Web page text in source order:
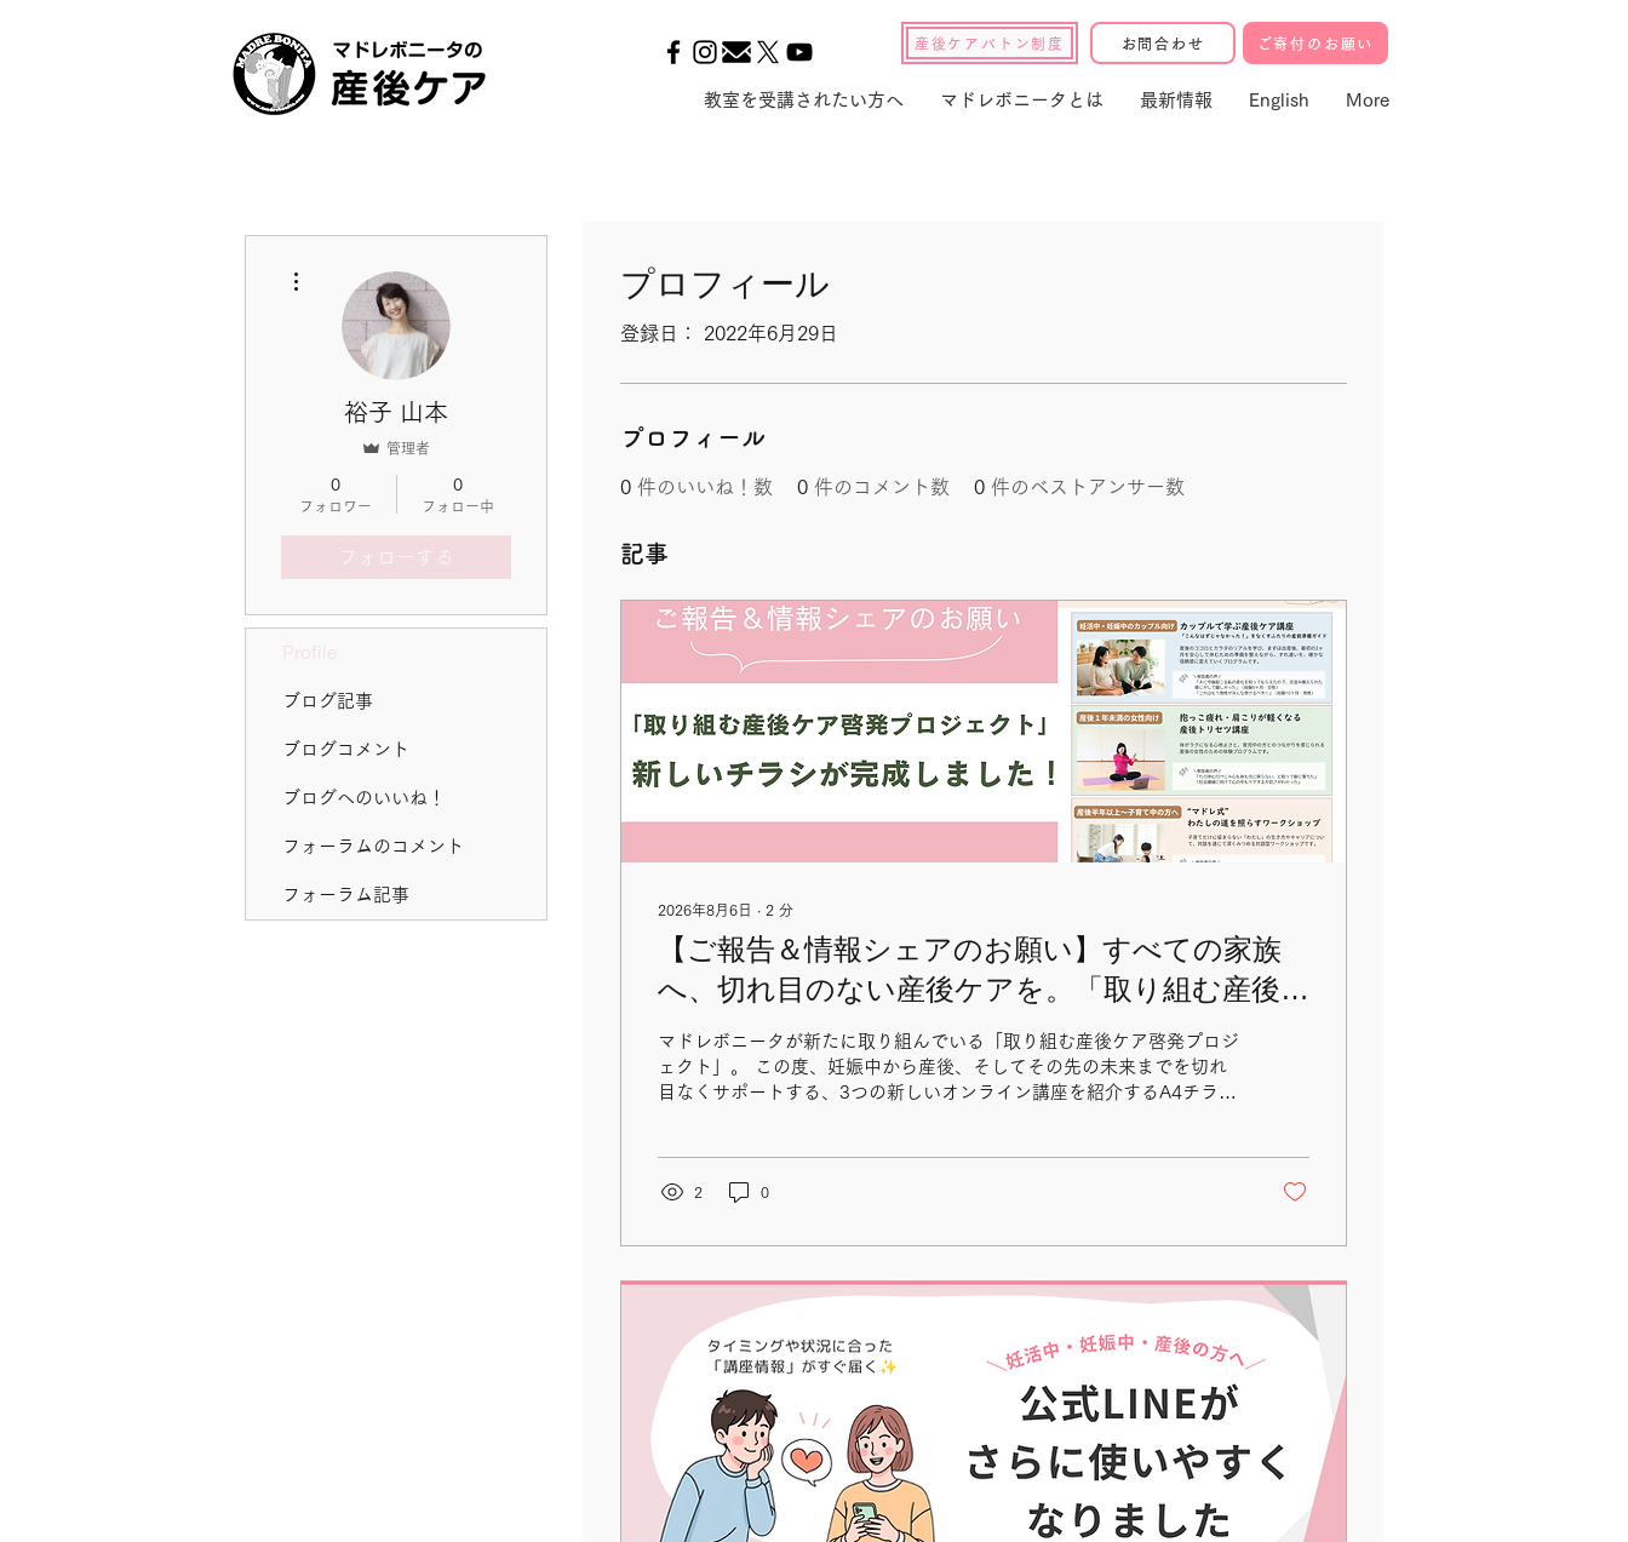
お問合わせ ご寄付のお願い
教室を受講されたい方へ マドレボニータとは 最新情報 English More
産後ケアバトン制度
プロフィール
登録日： 2022年6月29日
プロフィール
0 件のいいね！数 0 件のコメント数 0 件のベストアンサー数
記事
2026年8月6日 ∙ 2 分
【ご報告＆情報シェアのお願い】すべての家族
へ、切れ目のない産後ケアを。「取り組む産後
ケア啓発プロジェクト」の新しいチラシが完成
しました！
マドレボニータが新たに取り組んでいる「取り組む産後ケア啓発プロジ
ェクト」。 この度、妊娠中から産後、そしてその先の未来までを切れ
目なくサポートする、3つの新しいオンライン講座を紹介するA4チラシ
トリセツ講座 【産後半年以上〜子育て中の方へ】 “マドレ式” わたしの
回完結】。 ご自宅からスマホでご参加いただける内容です。 今回のチ
要な内容だ！」とパッと直感していただけるよう、デザインやメッセー
ジを何度も修正しながら、心を込めて作成しました。 🤝 配布・掲示協
力のお願い（個人・施設・事業者の皆様へ） マドレボニータでは、こ
の情報を「これから産む人」「今まさに小さな命と向き合っている人」
へ届けるため、チラシの設置・掲示にご協力いただける施設様・団体
様・個人...
2 0
裕子 山本
管理者
0
フォロワー
0
フォロー中
フォローする
Profile
ブログ記事
ブログコメント
ブログへのいいね！
フォーラムのコメント
フォーラム記事